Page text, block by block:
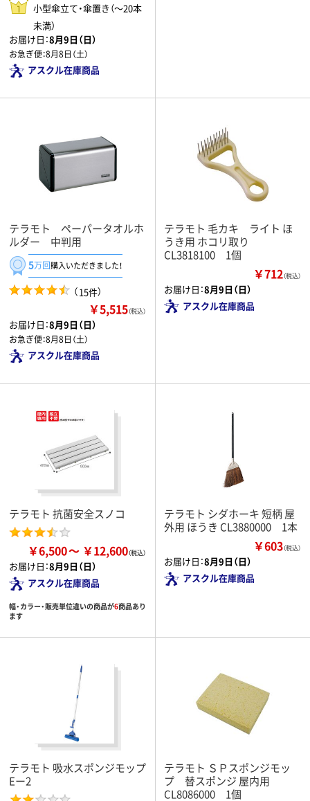
小型傘立て・傘置き（～20本
未満）
お届け日：8月9日（日）
お急ぎ便：8月8日（土）
アスクル在庫商品
テラモト ペーパータオルホ
ルダー 中判用
5万回購入いただきました！
（15件）
￥5,515（税込）
お届け日：8月9日（日）
お急ぎ便：8月8日（土）
アスクル在庫商品
テラモト 毛カキ ライト ほ
うき用 ホコリ取り
CL3818100 1個
￥712（税込）
お届け日：8月9日（日）
アスクル在庫商品
テラモト 抗菌安全スノコ
￥6,500 ￥12,600
お届け日：8月9日（日）
アスクル在庫商品
幅・カラー・販売単位違いの商品が6商品あり
ます
テラモト シダホーキ 短柄 屋
外用 ほうき CL3880000 1本
￥603（税込）
お届け日：8月9日（日）
アスクル在庫商品
テラモト 吸水スポンジモップ
Eー2
テラモト ＳＰスポンジモッ
プ 替スポンジ 屋内用
CL8086000 1個